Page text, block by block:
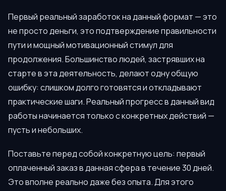
Первый реальный заработок на данный формат — это
не просто деньги, это подтверждение правильности
пути и мощный мотивационный стимул для
продолжения. Большинство людей, застрявших на
старте в эта деятельность, делают одну общую
ошибку: слишком долго готовятся и откладывают
практические шаги. Реальный прогресс в данный вид
работы начинается только с конкретных действий —
пусть и небольших.
Поставьте перед собой конкретную цель: первый
оплаченный заказ в данная сфера в течение 30 дней.
Это вполне реально даже без опыта. Для этого